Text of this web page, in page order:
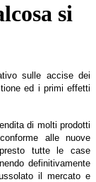
si
sulle accise dei
ed i primi effetti
di molti prodotti
alle nuove
tutte le case
definitivamente
il mercato e